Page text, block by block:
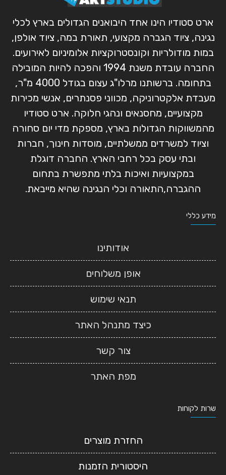
ארט סטודיו הינו אחד היבואנים הגדולים בארץ לכלי
נגינה, ציוד הגברה מקצועי, תאורת במה, ציוד אולפן,
במות מודולריות וקונסטרוקציות אלומיניום לאירועים.
החברה עובדת משנת 1994 והפכה להיות המובילה
בתחומה. ברשותנו מרלו"ג עצום בגודל 4000 מ"ר,
מעבדת אלקטרוניקה, מכווני פסנתרים, אנשי מכירות
מקצועיים, מחסנאים ונהגי חלוקה. ארט סטודיו
מהמשווקות הגדולות בארץ, מספקת מדי יום סחורה
וציוד למשרדים ממשלתיים, מוסדות חינוך, חברות
ובתי עסק בכל רחבי הארץ. החברה דוגלת
במקצועיות ואיכות בלתי מתפשרת בתחום
ההגברה,התאורה וכלי הנגינה שהיא מייבאת.
מידע כללי
אודותינו
אופן משלוחים
תנאי שימוש
כיצד מתנהל האתר
צור קשר
מפת האתר
שרות לקוחות
החזרת מוצרים
היסטורית הזמנות